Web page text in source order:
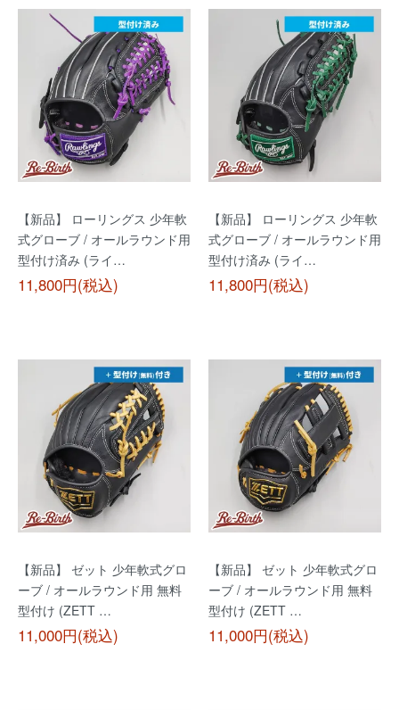
【新品】 ローリングス 少年軟
式グローブ / オールラウンド用
型付け済み (ライ…
11,800円(税込)
【新品】 ローリングス 少年軟
式グローブ / オールラウンド用
型付け済み (ライ…
11,800円(税込)
【新品】 ゼット 少年軟式グロ
ーブ / オールラウンド用 無料
型付け (ZETT …
11,000円(税込)
【新品】 ゼット 少年軟式グロ
ーブ / オールラウンド用 無料
型付け (ZETT …
11,000円(税込)